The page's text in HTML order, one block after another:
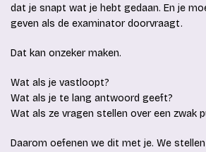
dat je snapt wat je hebt gedaan. En je
geven als de examinator doorvraagt.
Dat kan onzeker maken.
Wat als je vastloopt?
Wat als je te lang antwoord geeft?
Wat als ze vragen stellen over een zwak
Daarom oefenen we dit met je. We